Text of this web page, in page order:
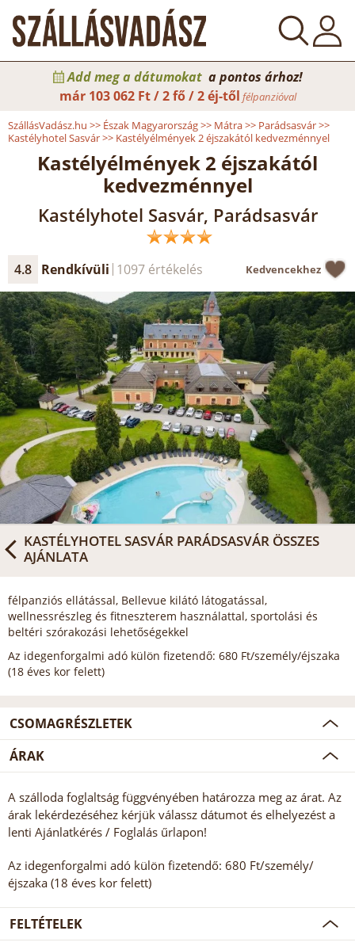
Add meg a dátumokat a pontos árhoz!
már 103 062 Ft / 2 fő / 2 éj-től félpanzióval
SzállásVadász.hu >> Észak Magyarország>> Mátra>> Parádsasvár>>
Kastélyhotel Sasvár>> Kastélyélmények 2 éjszakától kedvezménnyel
Kastélyélmények 2 éjszakától
kedvezménnyel
Kastélyhotel Sasvár, Parádsasvár
4.8 Rendkívüli 1097 értékelés Kedvencekhez
KASTÉLYHOTEL SASVÁR PARÁDSASVÁR ÖSSZES
AJÁNLATA
félpanziós ellátással, Bellevue kilátó látogatással,
wellnessrészleg és fitneszterem használattal, sportolási és
beltéri szórakozási lehetőségekkel
Az idegenforgalmi adó külön fizetendő: 680 Ft/személy/éjszaka
(18 éves kor felett)
CSOMAGRÉSZLETEK
ÁRAK
A szálloda foglaltság függvényében határozza meg az árat. Az
árak lekérdezéséhez kérjük válassz dátumot és elhelyezést a
lenti Ajánlatkérés / Foglalás űrlapon!
Az idegenforgalmi adó külön fizetendő: 680 Ft/személy/
éjszaka (18 éves kor felett)
FELTÉTELEK